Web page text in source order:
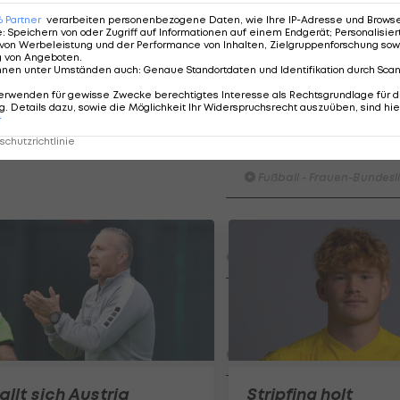
der
HIGHLIGHTS: LASK - SK
FC Blau-Weiß Linz - FC
Highlights: Jerabek bereitet
dem SKN einen endgültigen
Fußball - ADMIRAL 2. Liga
FC Liefering - FC Hertha Wels
sich Austria
Stripfing holt
Partner verarbeiten personenbezogene Daten, wie Ihre IP-Adresse und
: Speichern von oder Zugriff auf Informationen auf einem Endgerät;
Werbeleistung und der Performance von Inhalten, Zielgruppenforschung
von Angeboten
unter Umständen auch: Genaue Standortdaten und Identifikation durch
für gewisse Zwecke berechtigtes Interesse als Rechtsgrundlage für
Details dazu, sowie die Möglichkeit Ihr Widerspruchsrecht auszuüben, sind